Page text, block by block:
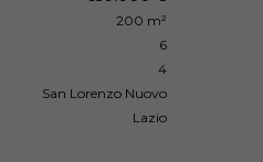
200 m²
6
4
San Lorenzo Nuovo
Lazio